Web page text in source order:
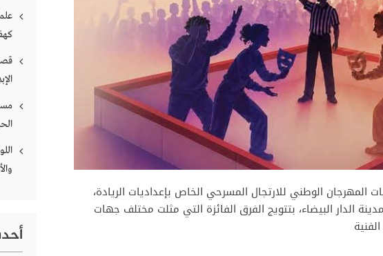
المهرجان الوطني للارتجال المسرحي الخاص بإعداديات الريادة،
الدار البيضاء، بتتويج الفرق الفائزة التي مثلت مختلف جهات
كهف